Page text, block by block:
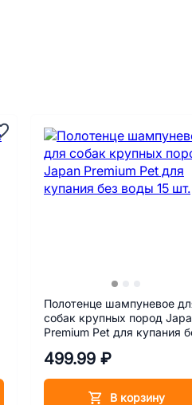
Полотенце шампуневое
собак крупных пород
Premium Pet для купания
499.99 ₽
В корзину